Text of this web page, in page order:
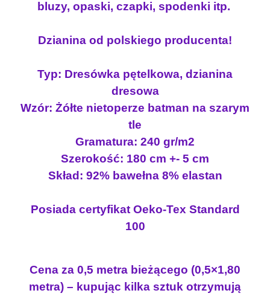
bluzy, opaski, czapki, spodenki itp.
Dzianina od polskiego producenta!
Typ: Dresówka pętelkowa, dzianina
dresowa
Wzór: Żółte nietoperze batman na szarym
tle
Gramatura: 240 gr/m2
Szerokość: 180 cm +- 5 cm
Skład: 92% bawełna 8% elastan
Posiada certyfikat Oeko-Tex Standard
100
Cena za 0,5 metra bieżącego (0,5×1,80
metra) – kupując kilka sztuk otrzymują